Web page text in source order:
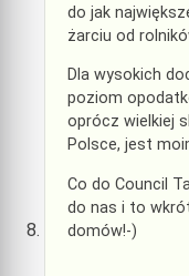
do jak
żarciu od
Dla wysokich
poziom
oprócz wielkiej
Polsce, jest
Co do Council
do nas i to
domów!-)